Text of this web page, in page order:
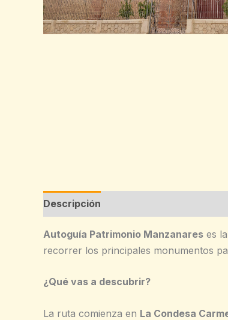
Descripción
Autoguía Patrimonio Manzanares es
recorrer los principales monumentos
¿Qué vas a descubrir?
La ruta comienza en La Condesa